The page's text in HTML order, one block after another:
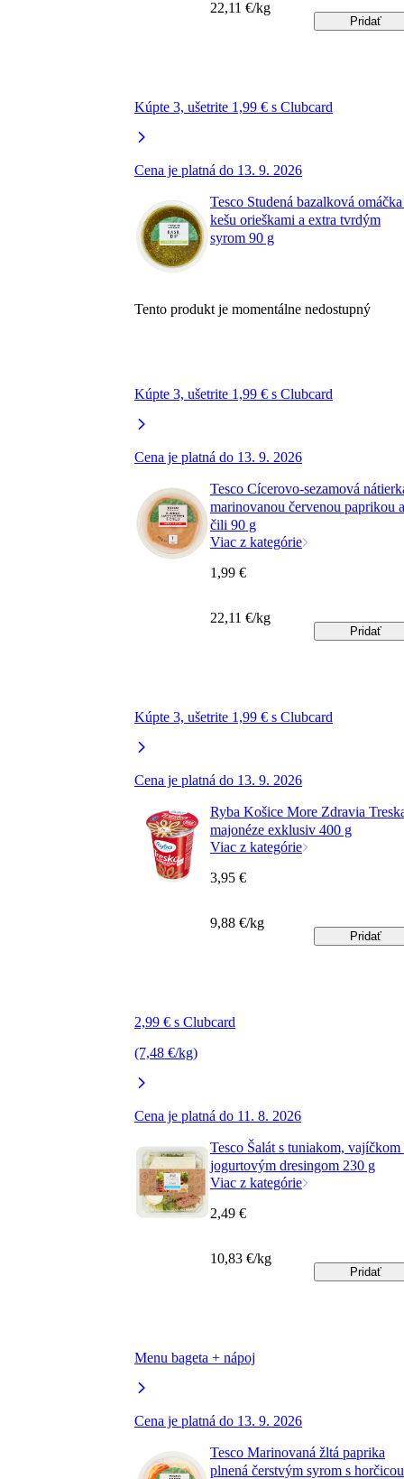
Kúpte 3, ušetrite 1,99 € s Clubcard
Cena je platná do 13. 9. 2026
22,11 €/kg
Pridať
Tesco Studená bazalková omáčka
kešu orieškami a extra tvrdým
syrom 90 g
Tento produkt je momentálne nedostupný
Kúpte 3, ušetrite 1,99 € s Clubcard
Cena je platná do 13. 9. 2026
Tesco Cícerovo-sezamová
marinovanou červenou paprikou a
čili 90 g
Viac z kategórie
Kúpte 3, ušetrite 1,99 € s Clubcard
Cena je platná do 13. 9. 2026
1,99 €
22,11 €/kg
Pridať
Ryba Košice More Zdravia
majonéze exklusiv 400 g
Viac z kategórie
2,99 € s Clubcard
(7,48 €/kg)
Cena je platná do 11. 8. 2026
3,95 €
9,88 €/kg
Pridať
Tesco Šalát s tuniakom, vajíčkom
jogurtovým dresingom 230 g
Viac z kategórie
Menu bageta + nápoj
Cena je platná do 13. 9. 2026
2,49 €
10,83 €/kg
Pridať
Tesco Marinovaná žltá paprika
plnená čerstvým syrom s